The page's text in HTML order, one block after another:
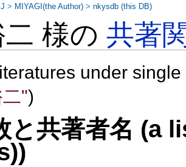
二 様の共著
under
")
と共著者名 (a
> MIYAGI(the Author) >nkysdb (this DB)